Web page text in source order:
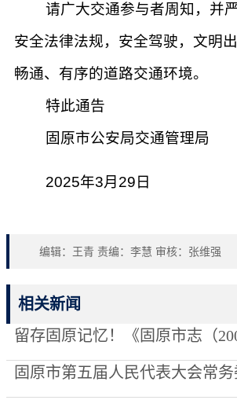
请广大交通参与者周知，并严
安全法律法规，安全驾驶，文明
畅通、有序的道路交通环境。
特此通告
固原市公安局交通管理局
2025年3月29日
编辑：王青 责编：李慧 审核：张维强
相关新闻